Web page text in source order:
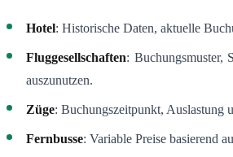
Hotel: Historische Daten, aktuelle
Fluggesellschaften: Buchungsmuster,
auszunutzen.
Züge: Buchungszeitpunkt, Auslastung
Fernbusse: Variable Preise basierend